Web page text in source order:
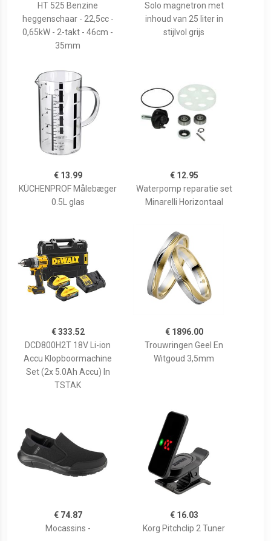
HT 525 Benzine
heggenschaar - 22,5cc -
0,65kW - 2-takt - 46cm -
35mm
Solo magnetron met
inhoud van 25 liter in
stijlvol grijs
€ 13.99
KÜCHENPROF Målebæger
0.5L glas
€ 12.95
Waterpomp reparatie set
Minarelli Horizontaal
€ 333.52
DCD800H2T 18V Li-ion
Accu Klopboormachine
Set (2x 5.0Ah Accu) In
TSTAK
€ 1896.00
Trouwringen Geel En
Witgoud 3,5mm
€ 74.87
Mocassins -
€ 16.03
Korg Pitchclip 2 Tuner